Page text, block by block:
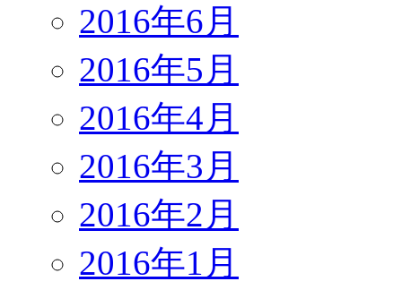
2016年6月
2016年5月
2016年4月
2016年3月
2016年2月
2016年1月